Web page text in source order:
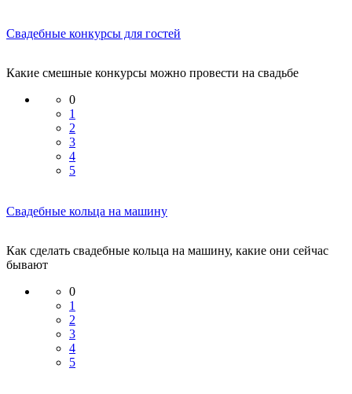
Свадебные конкурсы для гостей
Какие смешные конкурсы можно провести на свадьбе
0
1
2
3
4
5
Свадебные кольца на машину
Как сделать свадебные кольца на машину, какие они сейчас
бывают
0
1
2
3
4
5